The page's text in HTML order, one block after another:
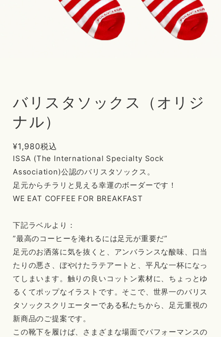
バリスタソックス（オリジ
ナル）
¥1,980税込
ISSA (The International Specialty Sock
Association)公認のバリスタソックス。
足元からチラリと見える幸運のボーダーです！
WE EAT COFFEE FOR BREAKFAST
下記ラベルより：
”最高のコーヒーを淹れるには足元が重要だ”
足元のお洒落に気を抜くと、アンバランスな酸味、口当
たりの悪さ、ぼやけたラテアートと、平凡な一杯になっ
てしまいます。触りの良いコットン素材に、ちょっとゆ
るくてポップなイラストです。そこで、世界一のバリス
タソックスクリエーターである私たちから、足元重視の
新商品のご提案です。
この靴下を履けば、さまざまな場面でパフォーマンスの